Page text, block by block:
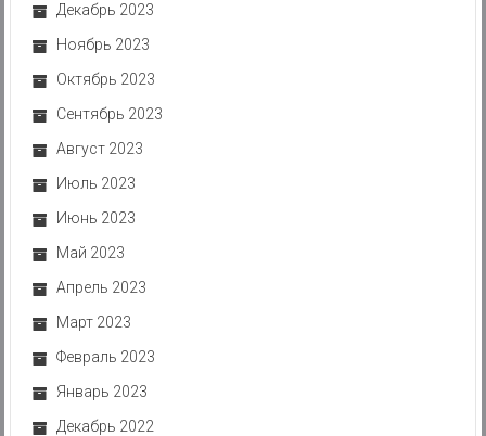
Декабрь 2023
Ноябрь 2023
Октябрь 2023
Сентябрь 2023
Август 2023
Июль 2023
Июнь 2023
Май 2023
Апрель 2023
Март 2023
Февраль 2023
Январь 2023
Декабрь 2022